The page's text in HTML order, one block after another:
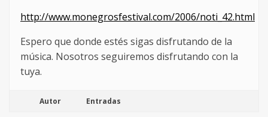
http://www.monegrosfestival.com/2006/noti_42.html
Espero que donde estés sigas disfrutando de la
música. Nosotros seguiremos disfrutando con la
tuya.
Autor Entradas